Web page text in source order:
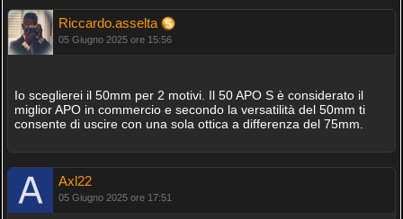
Riccardo.asselta
05 Giugno 2025 ore 15:56
Io sceglierei il 50mm per 2 motivi. Il 50 APO S è considerato il
miglior APO in commercio e secondo la versatilità del 50mm ti
consente di uscire con una sola ottica a differenza del 75mm.
Axl22
05 Giugno 2025 ore 17:51